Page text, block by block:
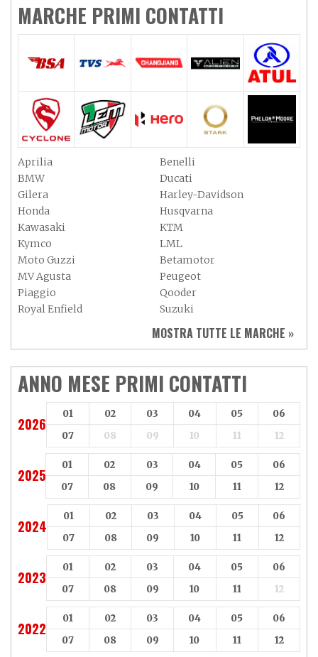
MARCHE PRIMI CONTATTI
Aprilia
Benelli
BMW
Ducati
Gilera
Harley-Davidson
Honda
Husqvarna
Kawasaki
KTM
Kymco
LML
Moto Guzzi
Betamotor
MV Agusta
Peugeot
Piaggio
Qooder
Royal Enfield
Suzuki
Triumph
Yamaha
Aeon
Aspes
Axy
Baotian
MOSTRA TUTTE LE MARCHE »
ANNO MESE PRIMI CONTATTI
2026
01 02 03 04 05
06
07
08 09 10 11 12
2025
01 02 03 04 05
06
07
08 09 10 11 12
2024
01 02 03 04 05
06
07
08 09 10 11 12
2023
01 02 03 04 05
06
07
08 09 10 11 12
2022
01 02 03 04 05
06
07
08 09 10 11 12